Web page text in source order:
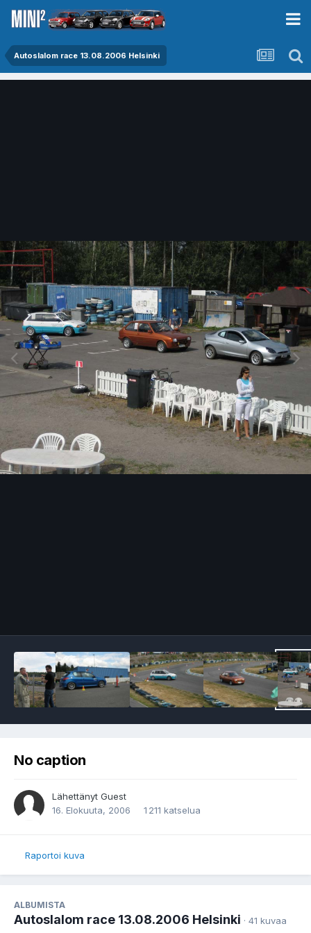
Autoslalom race 13.08.2006 Helsinki
No caption
Lähettänyt Guest
16. Elokuuta, 2006
1 211 katselua
Raportoi kuva
ALBUMISTA
Autoslalom race 13.08.2006 Helsinki · 41 kuvaa